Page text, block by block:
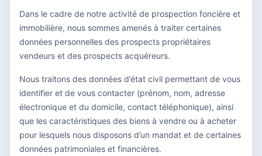
Dans le cadre de notre activité de prospection foncière et
immobilière, nous sommes amenés à traiter certaines
données personnelles des prospects propriétaires
vendeurs et des prospects acquéreurs.
Nous traitons des données d’état civil permettant de vous
identifier et de vous contacter (prénom, nom, adresse
électronique et du domicile, contact téléphonique), ainsi
que les caractéristiques des biens à vendre ou à acheter
pour lesquels nous disposons d’un mandat et de certaines
données patrimoniales et financières.